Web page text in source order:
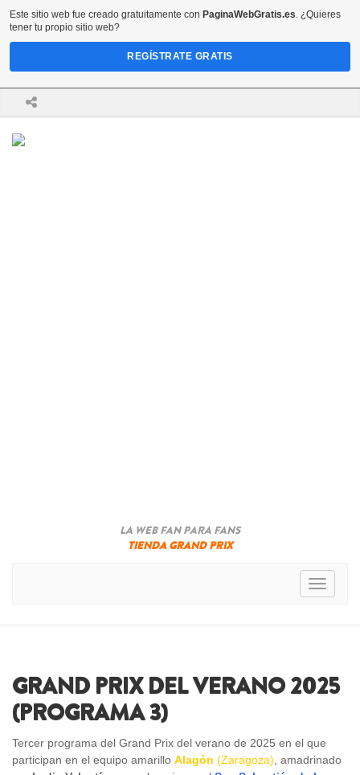
LA WEB FAN PARA FANS
TIENDA GRAND PRIX
Toggle
GRAND PRIX DEL VERANO 2025
(PROGRAMA 3)
Tercer programa del Grand Prix del verano de 2025 en el que
participan en el equipo amarillo Alagón (Zaragoza) , amadrinado
Este sitio web fue creado gratuitamente con PaginaWebGratis.es. ¿Quieres
tener tu propio sitio web?
REGÍSTRATE GRATIS